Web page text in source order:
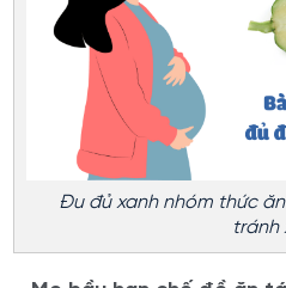
Đu đủ xanh nhóm thức
tránh